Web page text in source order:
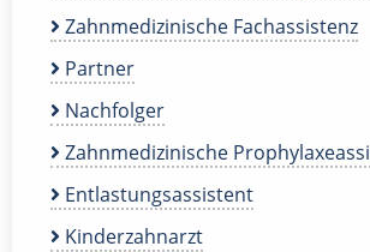
Zahnmedizinische Fachassistenz
Partner
Nachfolger
Zahnmedizinische
Entlastungsassistent
Kinderzahnarzt